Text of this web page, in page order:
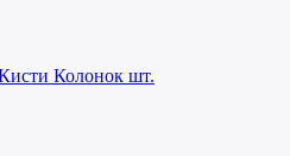
Колонок шт.